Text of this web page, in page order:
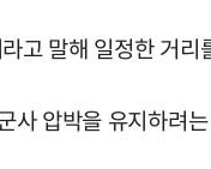
고 말해 일정한 거리
압박을 유지하려